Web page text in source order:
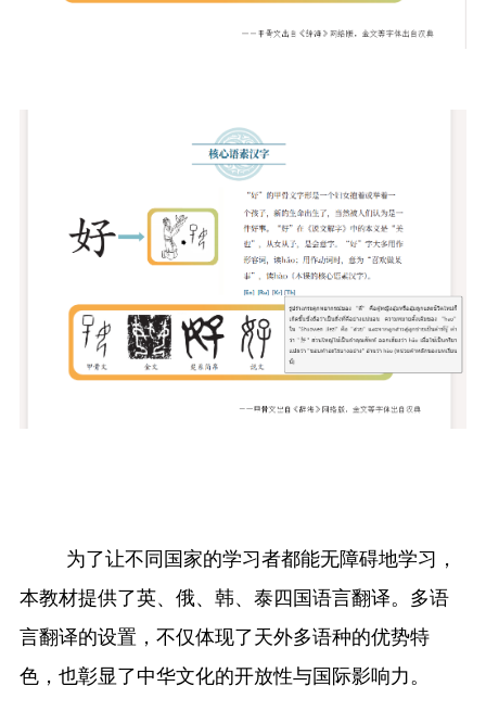
为了让不同国家的学习者都能无障碍地学习，
本教材提供了英、俄、韩、泰四国语言翻译。多语
言翻译的设置，不仅体现了天外多语种的优势特
色，也彰显了中华文化的开放性与国际影响力。